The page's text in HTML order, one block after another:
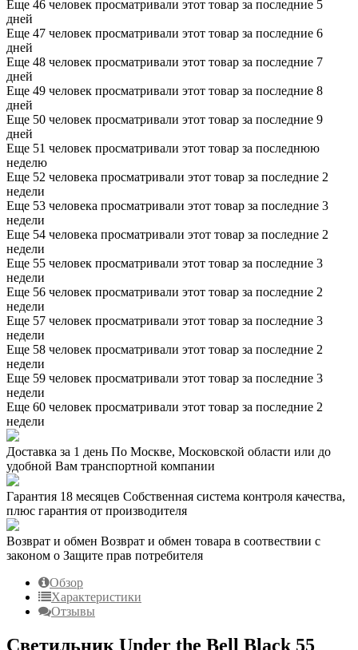
Еще 46 человек просматривали этот товар за последние 5
дней
Еще 47 человек просматривали этот товар за последние 6
дней
Еще 48 человек просматривали этот товар за последние 7
дней
Еще 49 человек просматривали этот товар за последние 8
дней
Еще 50 человек просматривали этот товар за последние 9
дней
Еще 51 человек просматривали этот товар за последнюю
неделю
Еще 52 человека просматривали этот товар за последние 2
недели
Еще 53 человека просматривали этот товар за последние 3
недели
Еще 54 человека просматривали этот товар за последние 2
недели
Еще 55 человек просматривали этот товар за последние 3
недели
Еще 56 человек просматривали этот товар за последние 2
недели
Еще 57 человек просматривали этот товар за последние 3
недели
Еще 58 человек просматривали этот товар за последние 2
недели
Еще 59 человек просматривали этот товар за последние 3
недели
Еще 60 человек просматривали этот товар за последние 2
недели
Доставка за 1 день По Москве, Московской области или до
удобной Вам транспортной компании
Гарантия 18 месяцев Собственная система контроля качества,
плюс гарантия от производителя
Возврат и обмен Возврат и обмен товара в соотвествии с
законом о Защите прав потребителя
Обзор
Характеристики
Отзывы
Светильник Under the Bell Black 55